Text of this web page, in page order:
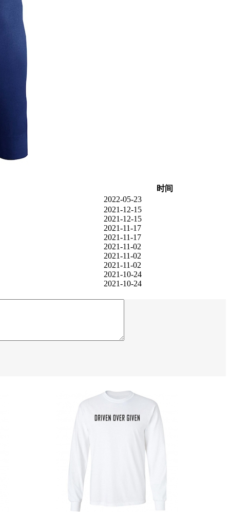
时间
2022-05-23
2021-12-15
2021-12-15
2021-11-17
2021-11-17
2021-11-02
2021-11-02
2021-11-02
2021-10-24
2021-10-24